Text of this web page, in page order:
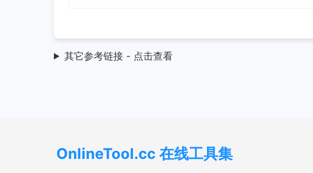
其它参考链接 - 点击查看
OnlineTool.cc 在线工具集